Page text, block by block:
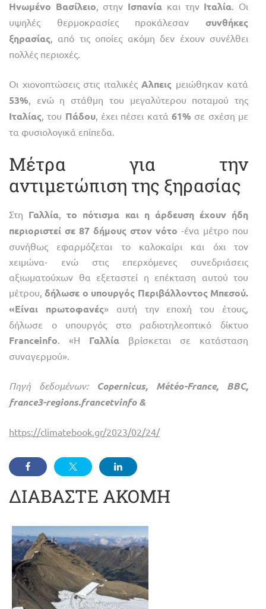
Ηνωμένο Βασίλειο, στην Ισπανία και την Ιταλία. Οι
υψηλές θερμοκρασίες προκάλεσαν συνθήκες
ξηρασίας, από τις οποίες ακόμη δεν έχουν συνέλθει
πολλές περιοχές.
Οι χιονοπτώσεις στις ιταλικές Αλπεις μειώθηκαν κατά
53%, ενώ η στάθμη του μεγαλύτερου ποταμού της
Ιταλίας, του Πάδου, έχει πέσει κατά61% σε σχέση με
τα φυσιολογικά επίπεδα.
Μέτρα για την
αντιμετώπιση της ξηρασίας
Στη Γαλλία,το πότισμα και η άρδευση έχουν ήδη
περιοριστεί σε 87 δήμους στον νότο -ένα μέτρο που
συνήθως εφαρμόζεται το καλοκαίρι και όχι τον
χειμώνα- ενώ στις επερχόμενες συνεδριάσεις
αξιωματούχων θα εξεταστεί η επέκταση αυτού του
μέτρου,δήλωσε ο υπουργός Περιβάλλοντος Μπεσού.
«Είναι πρωτοφανές» αυτή την εποχή του έτους,
δήλωσε ο υπουργός στο ραδιοτηλεοπτικό δίκτυο
Franceinfo. «Η Γαλλία βρίσκεται σε κατάσταση
συναγερμού».
Πηγή δεδομένων: Copernicus, Météo-France, BBC,
france3-regions.francetvinfo &
https://climatebook.gr/2023/02/24/
ΔΙΑΒΑΣΤΕ ΑΚΟΜΗ